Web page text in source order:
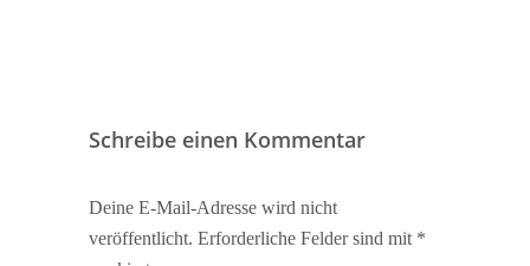
Schreibe einen Kommentar
Deine E-Mail-Adresse wird nicht
veröffentlicht. Erforderliche Felder sind mit *